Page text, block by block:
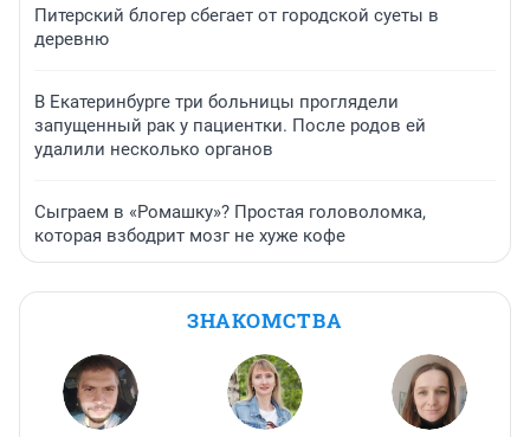
Питерский блогер сбегает от городской суеты в
деревню
В Екатеринбурге три больницы проглядели
запущенный рак у пациентки. После родов ей
удалили несколько органов
Сыграем в «Ромашку»? Простая головоломка,
которая взбодрит мозг не хуже кофе
ЗНАКОМСТВА